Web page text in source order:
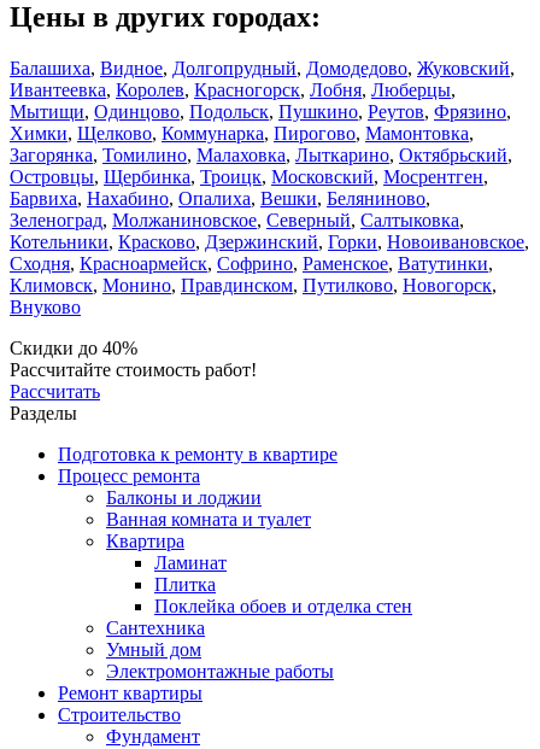
Цены в других городах:
Балашиха, Видное, Долгопрудный, Домодедово, Жуковский,
Ивантеевка, Королев, Красногорск, Лобня, Люберцы,
Мытищи, Одинцово, Подольск, Пушкино, Реутов, Фрязино,
Химки, Щелково, Коммунарка, Пирогово, Мамонтовка,
Загорянка, Томилино, Малаховка, Лыткарино, Октябрьский,
Островцы, Щербинка, Троицк, Московский, Мосрентген,
Барвиха, Нахабино, Опалиха, Вешки, Беляниново,
Зеленоград, Молжаниновское, Северный, Салтыковка,
Котельники, Красково, Дзержинский, Горки, Новоивановское,
Сходня, Красноармейск, Софрино, Раменское, Ватутинки,
Климовск, Монино, Правдинском, Путилково, Новогорск,
Внуково
Скидки до 40%
Рассчитайте стоимость работ!
Рассчитать
Разделы
Подготовка к ремонту в квартире
Процесс ремонта
Балконы и лоджии
Ванная комната и туалет
Квартира
Ламинат
Плитка
Поклейка обоев и отделка стен
Сантехника
Умный дом
Электромонтажные работы
Ремонт квартиры
Строительство
Фундамент